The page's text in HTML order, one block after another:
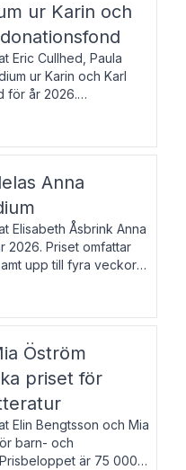
ur Karin och
Eric Cullhed, Paula
ur Karin och Karl
för år 2026.
kronor vardera. Eric
i grekis
Anna
Elisabeth Åsbrink Anna
2026. Priset omfattar
upp till fyra veckors
i Berlin. Elisabeth
Öström
priset för
Elin Bengtsson och Mia
barn- och
är 75 000